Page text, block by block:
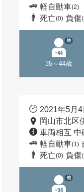
軽自動車(2)
死亡(0) 負傷
35～44歳
他
2021年5月
岡山市北区
車両相互 中
軽自動車(1)
死亡(0) 負傷
他